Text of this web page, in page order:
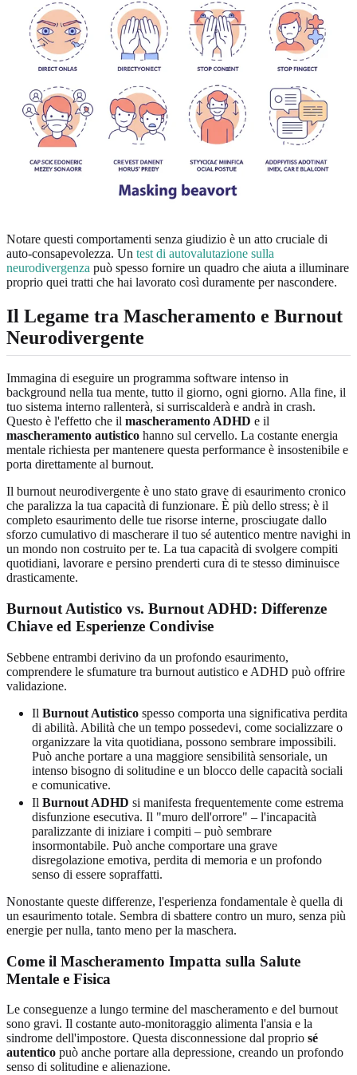
Notare questi comportamenti senza giudizio è un atto cruciale di
auto-consapevolezza. Un test di autovalutazione sulla
neurodivergenza può spesso fornire un quadro che aiuta a illuminare
proprio quei tratti che hai lavorato così duramente per nascondere.
Il Legame tra Mascheramento e Burnout
Neurodivergente
Immagina di eseguire un programma software intenso in
background nella tua mente, tutto il giorno, ogni giorno. Alla fine, il
tuo sistema interno rallenterà, si surriscalderà e andrà in crash.
Questo è l'effetto che il mascheramento ADHD e il
mascheramento autistico hanno sul cervello. La costante energia
mentale richiesta per mantenere questa performance è insostenibile e
porta direttamente al burnout.
Il burnout neurodivergente è uno stato grave di esaurimento cronico
che paralizza la tua capacità di funzionare. È più dello stress; è il
completo esaurimento delle tue risorse interne, prosciugate dallo
sforzo cumulativo di mascherare il tuo sé autentico mentre navighi in
un mondo non costruito per te. La tua capacità di svolgere compiti
quotidiani, lavorare e persino prenderti cura di te stesso diminuisce
drasticamente.
Burnout Autistico vs. Burnout ADHD: Differenze
Chiave ed Esperienze Condivise
Sebbene entrambi derivino da un profondo esaurimento,
comprendere le sfumature tra burnout autistico e ADHD può offrire
validazione.
Il Burnout Autistico spesso comporta una significativa perdita
di abilità. Abilità che un tempo possedevi, come socializzare o
organizzare la vita quotidiana, possono sembrare impossibili.
Può anche portare a una maggiore sensibilità sensoriale, un
intenso bisogno di solitudine e un blocco delle capacità sociali
e comunicative.
Il Burnout ADHD si manifesta frequentemente come estrema
disfunzione esecutiva. Il "muro dell'orrore" – l'incapacità
paralizzante di iniziare i compiti – può sembrare
insormontabile. Può anche comportare una grave
disregolazione emotiva, perdita di memoria e un profondo
senso di essere sopraffatti.
Nonostante queste differenze, l'esperienza fondamentale è quella di
un esaurimento totale. Sembra di sbattere contro un muro, senza più
energie per nulla, tanto meno per la maschera.
Come il Mascheramento Impatta sulla Salute
Mentale e Fisica
Le conseguenze a lungo termine del mascheramento e del burnout
sono gravi. Il costante auto-monitoraggio alimenta l'ansia e la
sindrome dell'impostore. Questa disconnessione dal proprio sé
autentico può anche portare alla depressione, creando un profondo
senso di solitudine e alienazione.